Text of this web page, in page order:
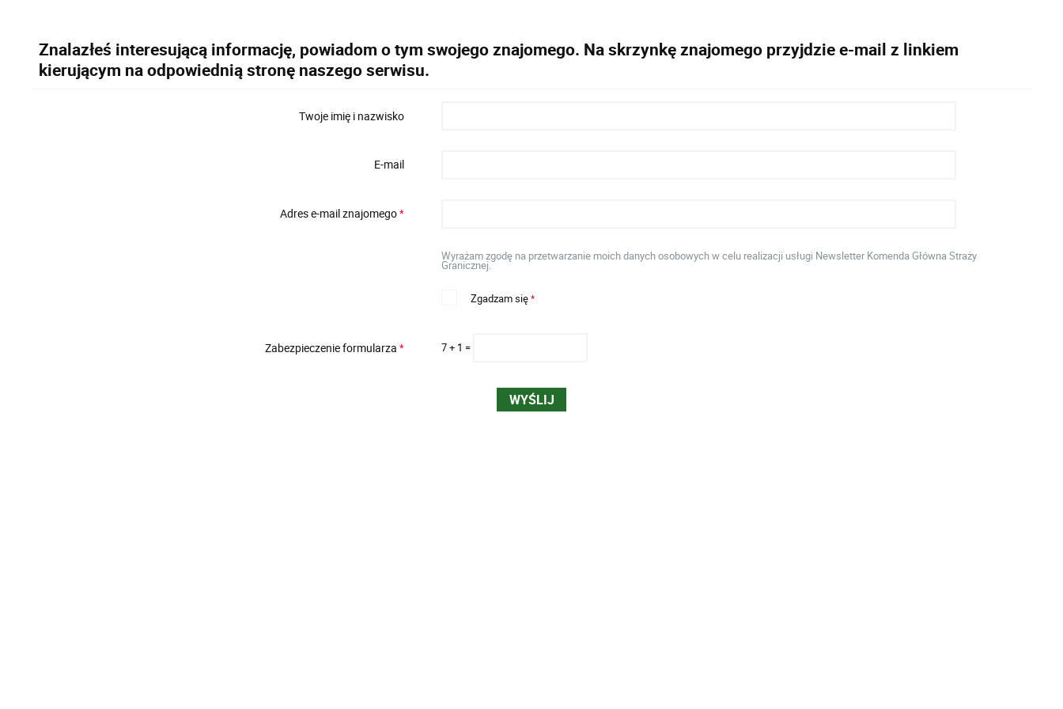
Znalazłeś interesującą informację, powiadom o tym swojego znajomego. Na skrzynkę znajomego przyjdzie e-mail z linkiem
kierującym na odpowiednią stronę naszego serwisu.
Twoje imię i nazwisko
E-mail
Adres e-mail znajomego*
Wyrażam zgodę na przetwarzanie moich danych osobowych w celu realizacji usługi Newsletter Komenda Główna Straży
Granicznej.
Zgadzam się*
Zabezpieczenie formularza * 7 + 1 =